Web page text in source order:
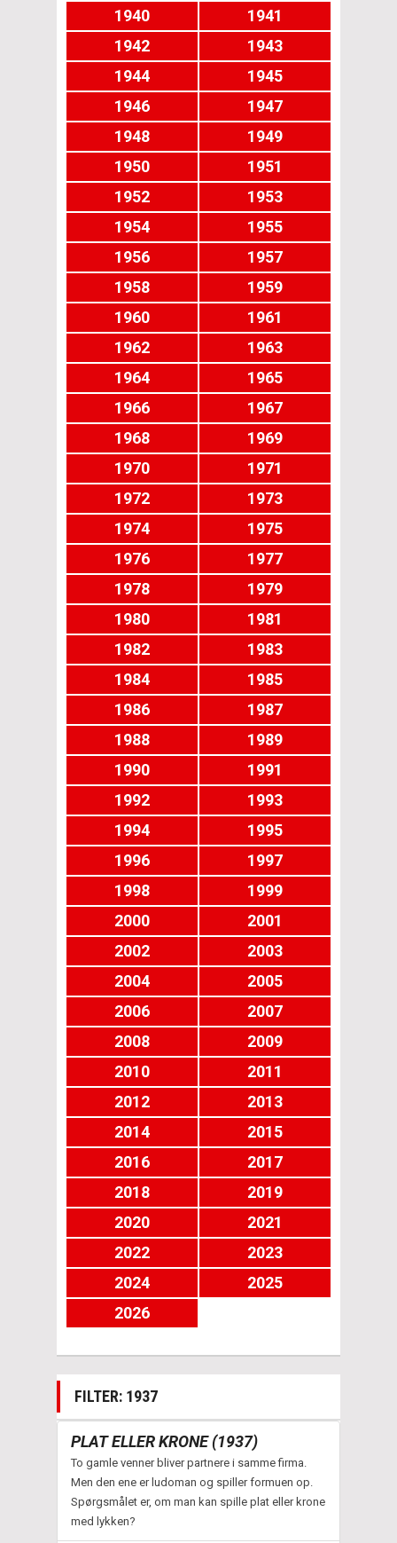
1940
1941
1942
1943
1944
1945
1946
1947
1948
1949
1950
1951
1952
1953
1954
1955
1956
1957
1958
1959
1960
1961
1962
1963
1964
1965
1966
1967
1968
1969
1970
1971
1972
1973
1974
1975
1976
1977
1978
1979
1980
1981
1982
1983
1984
1985
1986
1987
1988
1989
1990
1991
1992
1993
1994
1995
1996
1997
1998
1999
2000
2001
2002
2003
2004
2005
2006
2007
2008
2009
2010
2011
2012
2013
2014
2015
2016
2017
2018
2019
2020
2021
2022
2023
2024
2025
2026
FILTER: 1937
PLAT ELLER KRONE (1937)
To gamle venner bliver partnere i samme firma.
Men den ene er ludoman og spiller formuen op.
Spørgsmålet er, om man kan spille plat eller krone
med lykken?